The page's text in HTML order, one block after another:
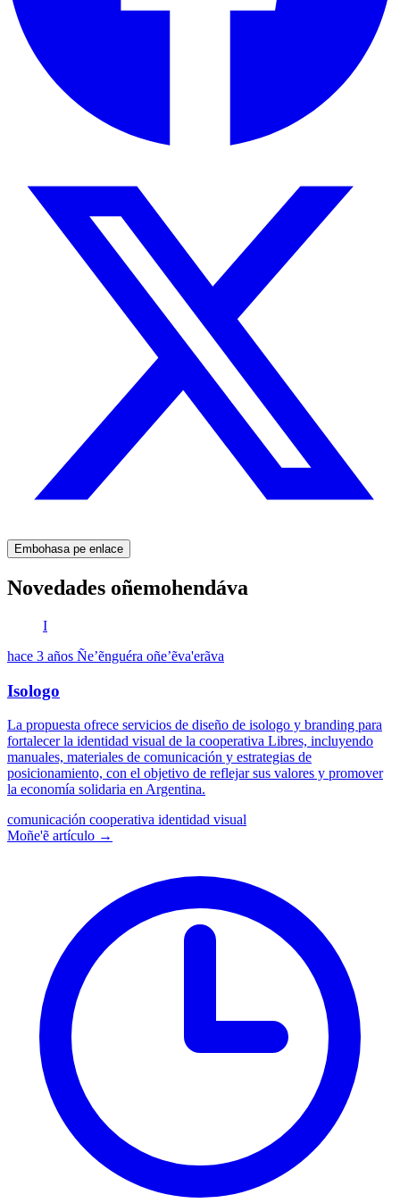
Embohasa pe enlace
Novedades oñemohendáva
I
hace 3 años Ñe’ẽnguéra oñe’ẽva'erãva
Isologo
La propuesta ofrece servicios de diseño de isologo y branding para
fortalecer la identidad visual de la cooperativa Libres, incluyendo
manuales, materiales de comunicación y estrategias de
posicionamiento, con el objetivo de reflejar sus valores y promover
la economía solidaria en Argentina.
comunicación cooperativa identidad visual
Moñe'ẽ artículo →